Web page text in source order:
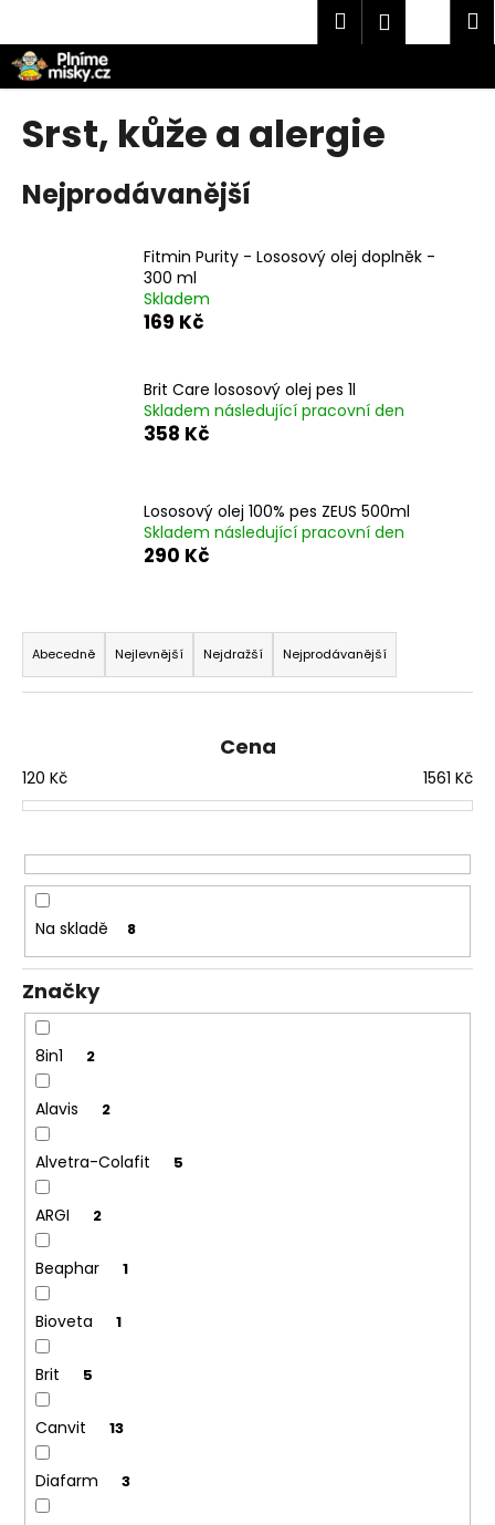
obsah
Hledat
Srst, kůže a alergie
Nejprodávanější
Fitmin Purity - Lososový olej doplněk -
300 ml
Skladem
169 Kč
Brit Care lososový olej pes 1l
Skladem následující pracovní den
358 Kč
Lososový olej 100% pes ZEUS 500ml
Skladem následující pracovní den
290 Kč
Ř
a
z
í
p
o
d
u
k
t
ů
Abecedně Nejlevnější Nejdražší Nejprodávanější
Cena
120 Kč 1561 Kč
Na skladě 8
Značky
8in1 2
Alavis 2
Alvetra-Colafit 5
ARGI 2
Beaphar 1
Bioveta 1
Brit 5
Canvit 13
Diafarm 3
o
š
í
Zpět
Zpět
C
o
p
o
?
HLEDAT
D
o
p
o
u
č
u
m